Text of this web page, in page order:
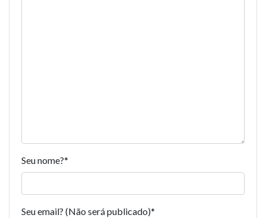
Seu nome?*
Seu email? (Não será publicado)*